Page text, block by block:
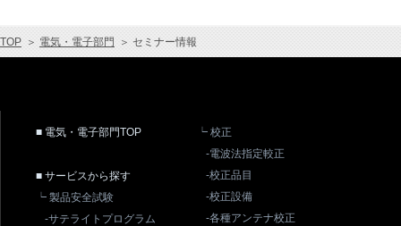
TOP ＞ 電気・電子部門 ＞ セミナー情報
■ 電気・電子部門TOP
■ サービスから探す
┕ 製品安全試験
-サテライトプログラム
┕ 校正
-電波法指定較正
-校正品目
-校正設備
-各種アンテナ校正